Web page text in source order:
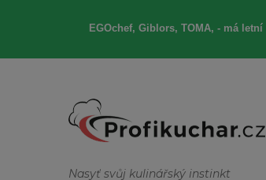
EGOchef, Giblors, TOMA, -má letní
Nasyť svůj kulinářský instinkt